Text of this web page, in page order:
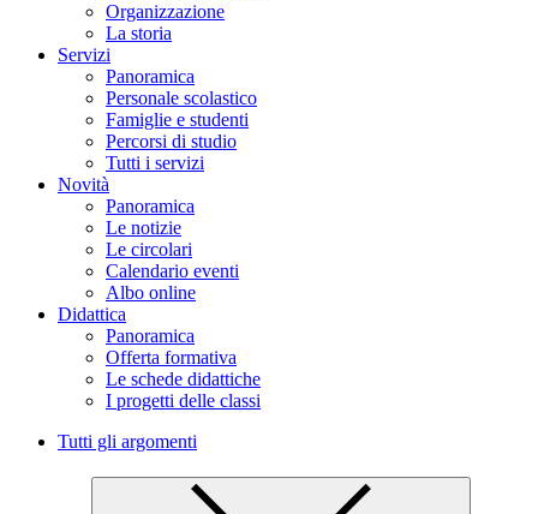
Organizzazione
La storia
Servizi
Panoramica
Personale scolastico
Famiglie e studenti
Percorsi di studio
Tutti i servizi
Novità
Panoramica
Le notizie
Le circolari
Calendario eventi
Albo online
Didattica
Panoramica
Offerta formativa
Le schede didattiche
I progetti delle classi
Tutti gli argomenti